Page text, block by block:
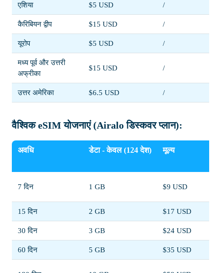
एशिया $5 USD /
कैरिबियन द्वीप $15 USD /
यूरोप $5 USD /
मध्य पूर्व और उत्तरी
अफ्रीका
$15 USD /
उत्तर अमेरिका $6.5 USD /
वैश्विक eSIM योजनाएं (Airalo डिस्कवर प्लान):
अवधि डेटा - केवल (124 देश) मूल्य
7 दिन 1 GB $9 USD
15 दिन 2 GB $17 USD
30 दिन 3 GB $24 USD
60 दिन 5 GB $35 USD